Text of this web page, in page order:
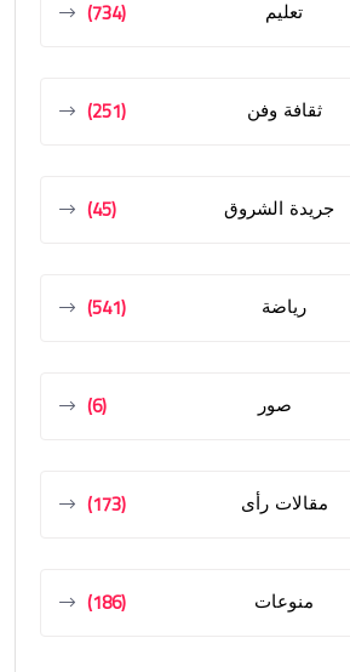
تعليم (734)
ثقافة وفن (251)
جريدة الشروق (45)
رياضة (541)
صور (6)
مقالات رأى (173)
منوعات (186)